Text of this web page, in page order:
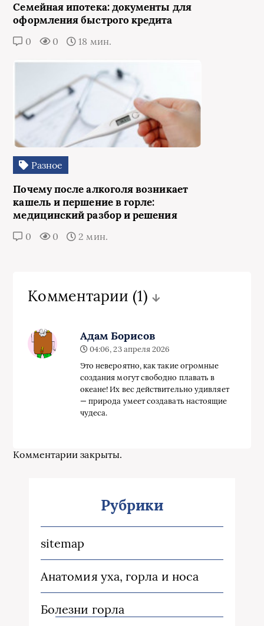
Семейная ипотека: документы для
оформления быстрого кредита
0 0 18 мин.
Разное
Почему после алкоголя возникает
кашель и першение в горле:
медицинский разбор и решения
0 0 2 мин.
Комментарии (1)
Адам Борисов
04:06, 23 апреля 2026
Это невероятно, как такие огромные
создания могут свободно плавать в
океане! Их вес действительно удивляет
— природа умеет создавать настоящие
чудеса.
Комментарии закрыты.
Рубрики
sitemap
Анатомия уха, горла и носа
Болезни горла